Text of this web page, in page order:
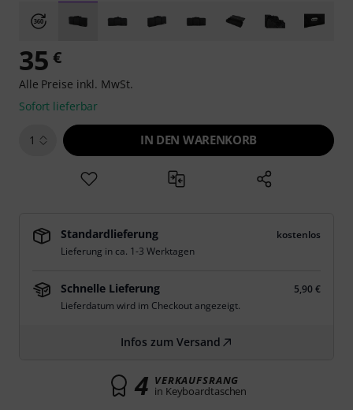
35 €
Alle Preise inkl. MwSt.
Sofort lieferbar
1 IN DEN WARENKORB
Standardlieferung
kostenlos
Lieferung in ca. 1-3 Werktagen
Schnelle Lieferung
5,90 €
Lieferdatum wird im Checkout angezeigt.
Infos zum Versand
4 VERKAUFSRANG
in Keyboardtaschen